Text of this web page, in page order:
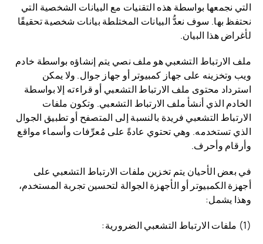
التي نجمعها بواسطة هذه التقنيات مع البيانات الشخصية التي
نحتفظ بها. سوف نعدُّ البيانات المختلطة بيانات شخصية تحقيقًا
لأغراض هذا البيان.
ملف الارتباط التشعبي هو ملف نصي يتم إنشاؤه بواسطة خادم
ويب وتخزينه على جهاز كمبيوتر أو جهاز جوال. ولا يمكن
استرداد محتوى ملف الارتباط التشعبي أو قراءته إلا بواسطة
الخادم الذي أنشأ ملف الارتباط التشعبي. وتكون ملفات
الارتباط التشعبي فريدة بالنسبة إلى المتصفح أو تطبيق الجوال
الذي تستخدمه. وهي تحتوي عادةً على مُعرِّفات وأسماء مواقع
وأرقام وأحرف.
في بعض الأحيان يتم تخزين ملفات الارتباط التشعبي على
أجهزة الكمبيوتر أو الأجهزة الجوالة لتحسين تجربة المستخدم،
وهذا يشمل:
(1) ملفات الارتباط التشعبي الضرورية: